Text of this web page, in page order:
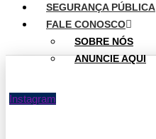
SEGURANÇA PÚBLICA
FALE CONOSCO
SOBRE NÓS
ANUNCIE AQUI
Instagram